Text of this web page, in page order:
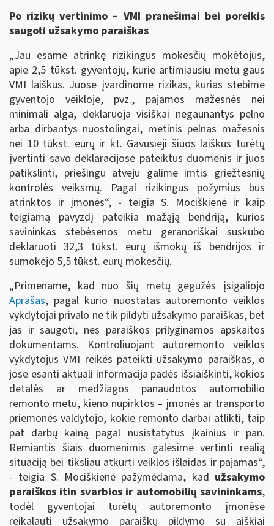
Po rizikų vertinimo – VMI pranešimai bei poreikis
saugoti užsakymo paraiškas
„Jau esame atrinkę rizikingus mokesčių mokėtojus,
apie 2,5 tūkst. gyventojų, kurie artimiausiu metu gaus
VMI laiškus. Juose įvardinome rizikas, kurias stebime
gyventojo veikloje, pvz., pajamos mažesnės nei
minimali alga, deklaruoja visiškai negaunantys pelno
arba dirbantys nuostolingai, metinis pelnas mažesnis
nei 10 tūkst. eurų ir kt. Gavusieji šiuos laiškus turėtų
įvertinti savo deklaracijose pateiktus duomenis ir juos
patikslinti, priešingu atveju galime imtis griežtesnių
kontrolės veiksmų. Pagal rizikingus požymius bus
atrinktos ir įmonės“, - teigia S. Mociškienė ir kaip
teigiamą pavyzdį pateikia mažąją bendriją, kurios
savininkas stebėsenos metu geranoriškai suskubo
deklaruoti 32,3 tūkst. eurų išmokų iš bendrijos ir
sumokėjo 5,5 tūkst. eurų mokesčių.
„Primename, kad nuo šių metų gegužės įsigaliojo
Aprašas, pagal kurio nuostatas autoremonto veiklos
vykdytojai privalo ne tik pildyti užsakymo paraiškas, bet
jas ir saugoti, nes paraiškos prilyginamos apskaitos
dokumentams. Kontroliuojant autoremonto veiklos
vykdytojus VMI reikės pateikti užsakymo paraiškas, o
jose esanti aktuali informacija padės išsiaiškinti, kokios
detalės ar medžiagos panaudotos automobilio
remonto metu, kieno nupirktos – įmonės ar transporto
priemonės valdytojo, kokie remonto darbai atlikti, taip
pat darbų kainą pagal nusistatytus įkainius ir pan.
Remiantis šiais duomenimis galėsime vertinti realią
situaciją bei tiksliau atkurti veiklos išlaidas ir pajamas“,
- teigia S. Mociškienė pažymėdama, kad užsakymo
paraiškos itin svarbios ir automobilių savininkams,
todėl gyventojai turėtų autoremonto įmonėse
reikalauti užsakymo paraiškų pildymo su aiškiai